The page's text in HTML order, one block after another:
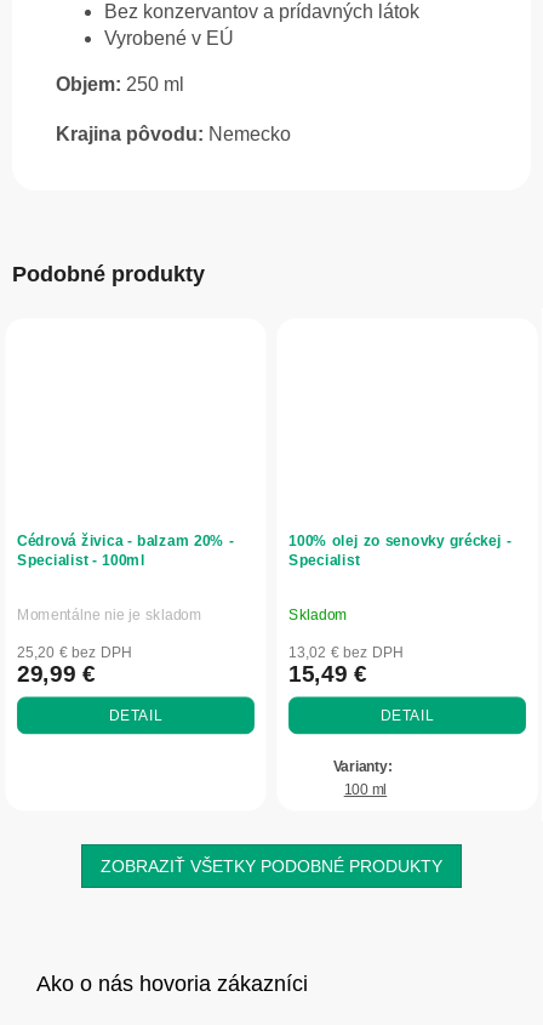
Bez konzervantov a prídavných látok
Vyrobené v EÚ
Objem: 250 ml
Krajina pôvodu: Nemecko
Podobné produkty
Cédrová živica - balzam 20% -
Specialist - 100ml
Priemerné
hodnotenie
produktu
je
5,0
Momentálne nie je skladom
25,20 € bez DPH
29,99 €
DETAIL
100% olej zo senovky gréckej -
Specialist
Priemerné
hodnotenie
produktu
je
5,0
hviezdičiek.
Skladom
13,02 € bez DPH
15,49 €
DETAIL
100 ml
ZOBRAZIŤ VŠETKY PODOBNÉ PRODUKTY